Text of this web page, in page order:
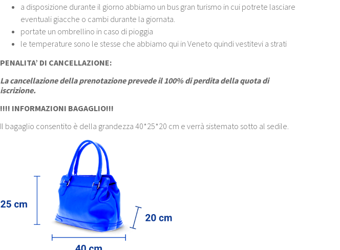
a disposizione durante il giorno abbiamo un bus gran turismo in cui potrete lasciare
eventuali giacche o cambi durante la giornata.
portate un ombrellino in caso di pioggia
le temperature sono le stesse che abbiamo qui in Veneto quindi vestitevi a strati
PENALITA’ DI CANCELLAZIONE:
La cancellazione della prenotazione prevede il 100% di perdita della quota di
iscrizione.
!!!! INFORMAZIONI BAGAGLIO!!!
Il bagaglio consentito è della grandezza 40*25*20 cm e verrà sistemato sotto al sedile.